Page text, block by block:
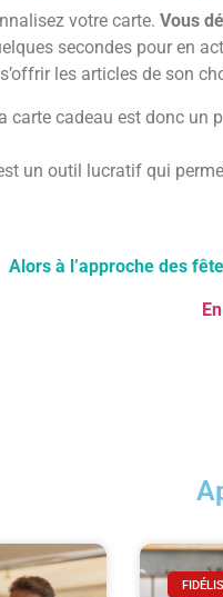
votre carte. Vous
secondes pour en
les articles de son
carte cadeau est donc
un outil lucratif qui
Alors à l’approche des